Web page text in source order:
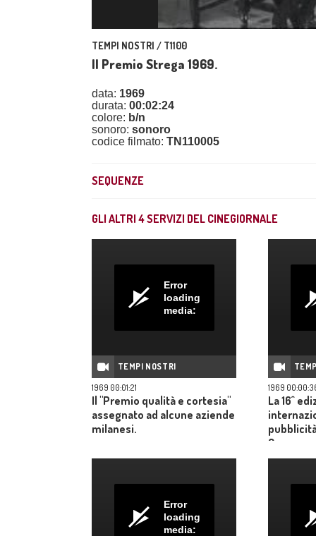
TEMPI NOSTRI / T1100
Il Premio Strega 1969.
data: 1969
durata: 00:02:24
colore: b/n
sonoro: sonoro
codice filmato: TN110005
SEQUENZE
GLI ALTRI 4SERVIZI DEL CINEGIORNALE
Error
loading
media:
TEMPI NOSTRI
1969 00:01:21
Il "Premio qualità e cortesia"
assegnato ad alcune aziende
milanesi.
1969
La 16^
Cannes.
Error
loading
media: